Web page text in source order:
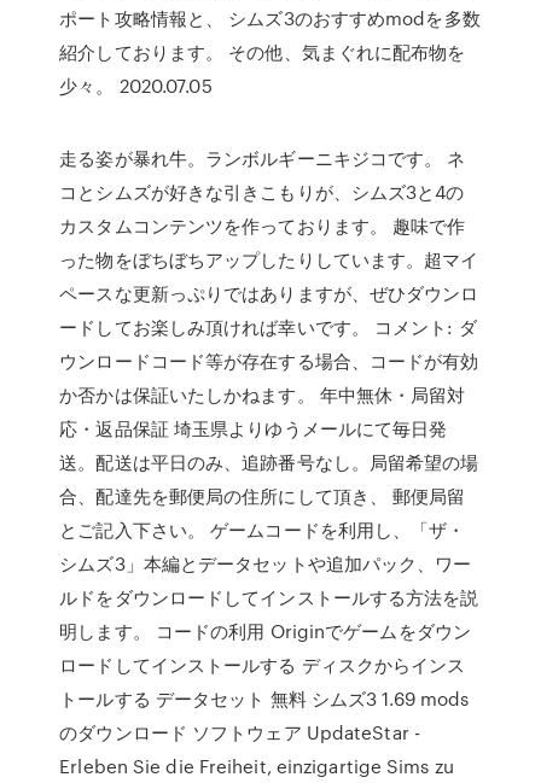
ポート攻略情報と、 シムズ3のおすすめmodを多数
紹介しております。 その他、気まぐれに配布物を
少々。 2020.07.05
走る姿が暴れ牛。ランボルギーニキジコです。 ネ
コとシムズが好きな引きこもりが、シムズ3と4の
カスタムコンテンツを作っております。 趣味で作
った物をぼちぼちアップしたりしています。超マイ
ペースな更新っぷりではありますが、ぜひダウンロ
ードしてお楽しみ頂ければ幸いです。 コメント: ダ
ウンロードコード等が存在する場合、コードが有効
か否かは保証いたしかねます。 年中無休・局留対
応・返品保証 埼玉県よりゆうメールにて毎日発
送。配送は平日のみ、追跡番号なし。局留希望の場
合、配達先を郵便局の住所にして頂き、 郵便局留
とご記入下さい。 ゲームコードを利用し、「ザ・
シムズ3」本編とデータセットや追加パック、ワー
ルドをダウンロードしてインストールする方法を説
明します。 コードの利用 Originでゲームをダウン
ロードしてインストールする ディスクからインス
トールする データセット 無料 シムズ3 1.69 mods
のダウンロード ソフトウェア UpdateStar -
Erleben Sie die Freiheit, einzigartige Sims zu